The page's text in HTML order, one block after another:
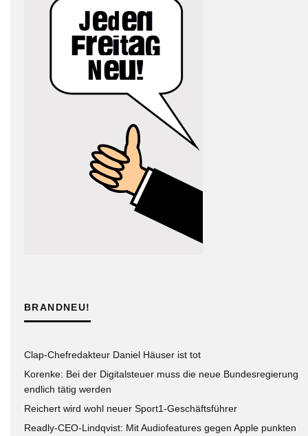
BRANDNEU!
Clap-Chefredakteur Daniel Häuser ist tot
Korenke: Bei der Digitalsteuer muss die neue Bundesregierung
endlich tätig werden
Reichert wird wohl neuer Sport1-Geschäftsführer
Readly-CEO-Lindqvist: Mit Audiofeatures gegen Apple punkten